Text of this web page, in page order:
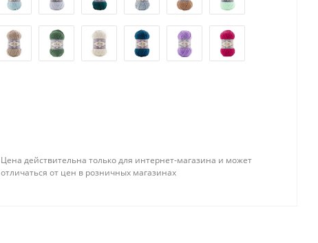
Цена действительна только для интернет-магазина и может
отличаться от цен в розничных магазинах